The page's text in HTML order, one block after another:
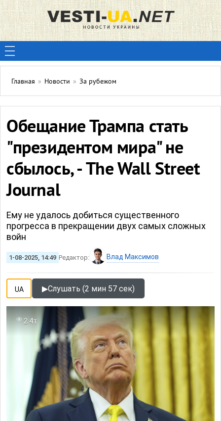
Главная » Новости » За рубежом
Обещание Трампа стать
"президентом мира" не
сбылось, - The Wall Street
Journal
Ему не удалось добиться существенного
прогресса в прекращении двух самых сложных
войн
1-08-2025, 14:49 Редактор: Влад Максимов
UA ▶Слушать (2 мин 57 сек)
2.4т